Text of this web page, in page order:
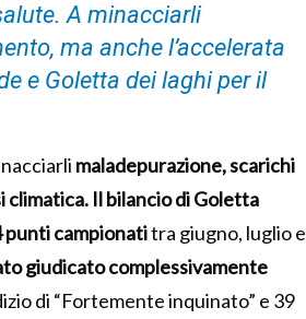
A minacciarli
ma anche l’accelerata
e Goletta dei laghi per il
maladepurazione, scarichi
climatica. Il bilancio di Goletta
punti campionatitra giugno, luglio e
giudicato complessivamente
di “Fortemente inquinato” e 39